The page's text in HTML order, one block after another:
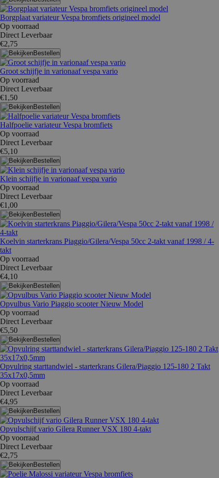
Borgplaat variateur Vespa bromfiets origineel model
Op voorraad
Direct Leverbaar
€2,75
Bestellen
Groot schijfje in varionaaf vespa vario
Op voorraad
Direct Leverbaar
€1,50
Bestellen
Halfpoelie variateur Vespa bromfiets
Op voorraad
Direct Leverbaar
€5,10
Bestellen
Klein schijfje in varionaaf vespa vario
Op voorraad
Direct Leverbaar
€1,00
Bestellen
Koelvin starterkrans Piaggio/Gilera/Vespa 50cc 2-takt vanaf 1998 / 4-
takt
Op voorraad
Direct Leverbaar
€4,10
Bestellen
Opvulbus Vario Piaggio scooter Nieuw Model
Op voorraad
Direct Leverbaar
€5,50
Bestellen
Opvulring starttandwiel - starterkrans Gilera/Piaggio 125-180 2 Takt
35x17x0,5mm
Op voorraad
Direct Leverbaar
€4,95
Bestellen
Opvulschijf vario Gilera Runner VSX 180 4-takt
Op voorraad
Direct Leverbaar
€2,75
Bestellen